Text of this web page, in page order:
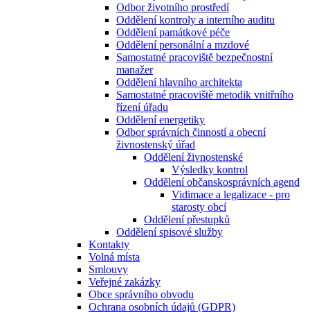
Odbor životního prostředí
Oddělení kontroly a interního auditu
Oddělení památkové péče
Oddělení personální a mzdové
Samostatné pracoviště bezpečnostní
manažer
Oddělení hlavního architekta
Samostatné pracoviště metodik vnitřního
řízení úřadu
Oddělení energetiky
Odbor správních činností a obecní
živnostenský úřad
Oddělení živnostenské
Výsledky kontrol
Oddělení občanskosprávních agend
Vidimace a legalizace - pro
starosty obcí
Oddělení přestupků
Oddělení spisové služby
Kontakty
Volná místa
Smlouvy
Veřejné zakázky
Obce správního obvodu
Ochrana osobních údajů (GDPR)